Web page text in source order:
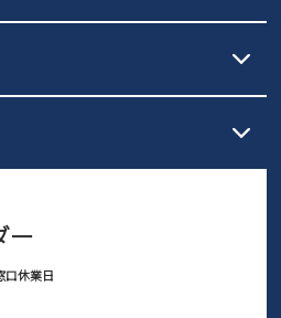
で送料無料
ご利用ガイドを
ただけるよう、サイズ交換の受付期
業日となります。
ー
口休業日